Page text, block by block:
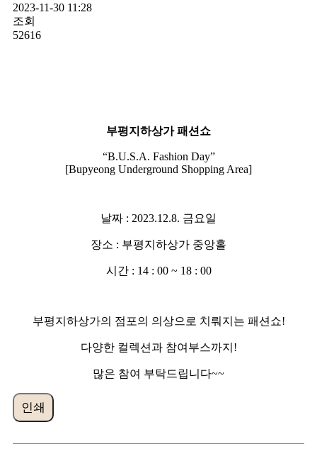
2023-11-30 11:28
조회
52616
부평지하상가 패션쇼
“B.U.S.A. Fashion Day”
[Bupyeong Underground Shopping Area]
날짜 : 2023.12.8. 금요일
장소 : 부평지하상가 중앙홀
시간 : 14 : 00 ~ 18 : 00
부평지하상가의 점포의 의상으로 치뤄지는 패션쇼!
다양한 컬렉션과 참여부스까지!
많은 참여 부탁드립니다~~
인쇄